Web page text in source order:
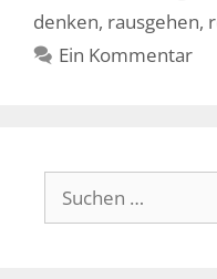
denken, rausgehen,
Ein Kommentar
Suche
nach: